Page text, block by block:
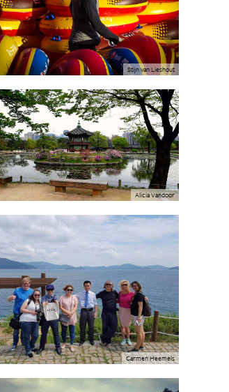
Stijn van Lieshout
Alicia Vandoor
Carmen Heemels